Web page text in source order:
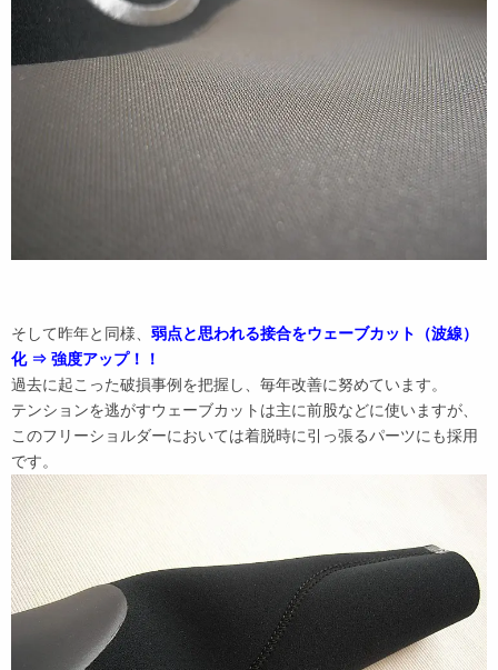
そして昨年と同様、 弱点と思われる接合をウェーブカット（波線）
化 ⇒ 強度アップ！！
過去に起こった破損事例を把握し、毎年改善に努めています。
テンションを逃がすウェーブカットは主に前股などに使いますが、
このフリーショルダーにおいては着脱時に引っ張るパーツにも採用
です。